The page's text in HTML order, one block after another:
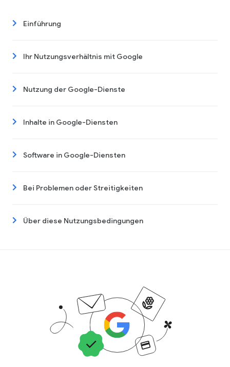
Einführung
Ihr Nutzungsverhältnis mit Google
Nutzung der Google-Dienste
Inhalte in Google-Diensten
Software in Google-Diensten
Bei Problemen oder Streitigkeiten
Über diese Nutzungsbedingungen